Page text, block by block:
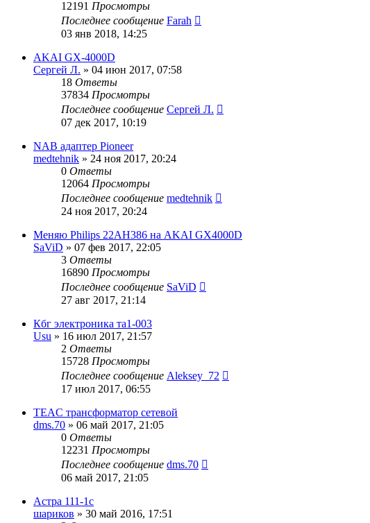
12191 Просмотры
Последнее сообщение Farah
03 янв 2018, 14:25
AKAI GX-4000D
Сергей Л. » 04 июн 2017, 07:58
18 Ответы
37834 Просмотры
Последнее сообщение Сергей Л.
07 дек 2017, 10:19
NAB адаптер Pioneer
medtehnik » 24 ноя 2017, 20:24
0 Ответы
12064 Просмотры
Последнее сообщение medtehnik
24 ноя 2017, 20:24
Меняю Philips 22AH386 на AKAI GX4000D
SaViD » 07 фев 2017, 22:05
3 Ответы
16890 Просмотры
Последнее сообщение SaViD
27 авг 2017, 21:14
Кбг электроника та1-003
Usu » 16 июл 2017, 21:57
2 Ответы
15728 Просмотры
Последнее сообщение Aleksey_72
17 июл 2017, 06:55
TEAC трансформатор сетевой
dms.70 » 06 май 2017, 21:05
0 Ответы
12231 Просмотры
Последнее сообщение dms.70
06 май 2017, 21:05
Астра 111-1с
шариков » 30 май 2016, 17:51